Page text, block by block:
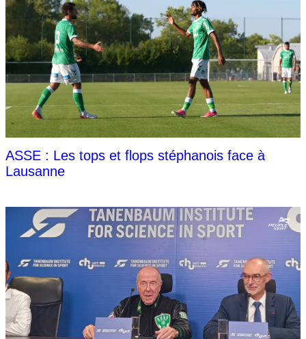
ASSE : Les tops et flops stéphanois face à
Lausanne